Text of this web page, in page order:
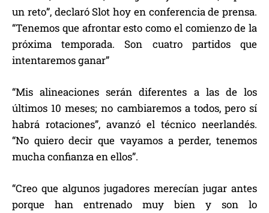
un reto”, declaró Slot hoy en conferencia de prensa.
“Tenemos que afrontar esto como el comienzo de la
próxima temporada. Son cuatro partidos que
intentaremos ganar”
“Mis alineaciones serán diferentes a las de los
últimos 10 meses; no cambiaremos a todos, pero sí
habrá rotaciones”, avanzó el técnico neerlandés.
“No quiero decir que vayamos a perder, tenemos
mucha confianza en ellos”.
“Creo que algunos jugadores merecían jugar antes
porque han entrenado muy bien y son lo